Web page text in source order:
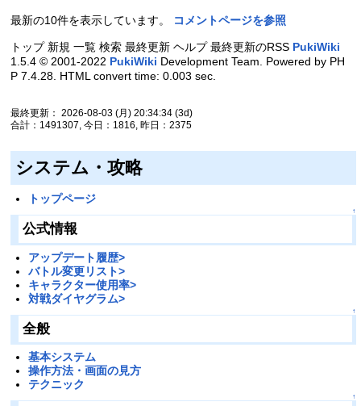
最新の10件を表示しています。 コメントページを参照
トップ 新規 一覧 検索 最終更新 ヘルプ 最終更新のRSS PukiWiki
1.5.4 © 2001-2022 PukiWiki Development Team. Powered by PH
P 7.4.28. HTML convert time: 0.003 sec.
最終更新： 2026-08-03 (月) 20:34:34(3d)
合計：1491307, 今日：1816, 昨日：2375
システム・攻略
トップページ
↑
公式情報
アップデート履歴>
バトル変更リスト>
キャラクター使用率>
対戦ダイヤグラム>
↑
全般
基本システム
操作方法・画面の見方
テクニック
↑